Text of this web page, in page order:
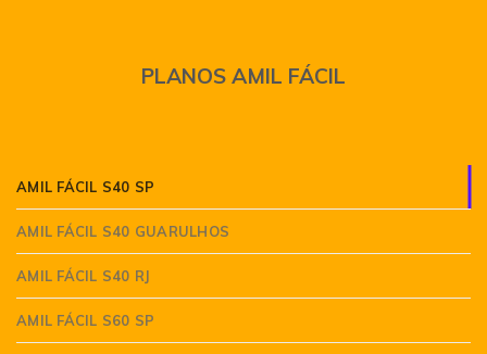
PLANOS AMIL FÁCIL
AMIL FÁCIL S40 SP
AMIL FÁCIL S40 GUARULHOS
AMIL FÁCIL S40 RJ
AMIL FÁCIL S60 SP